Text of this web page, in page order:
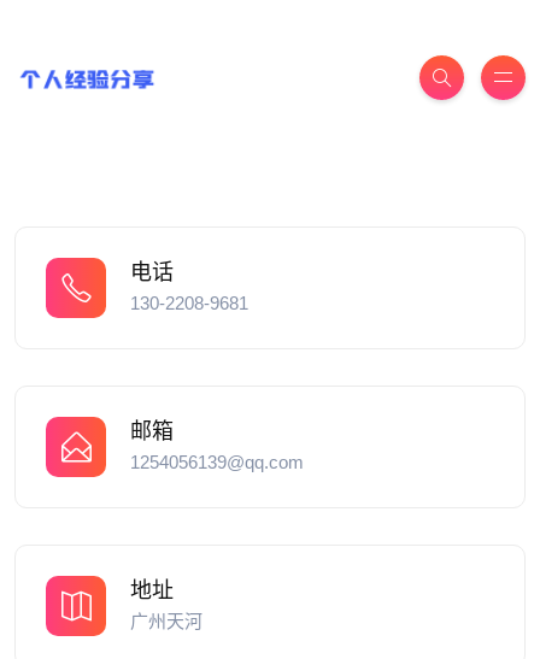
电话
130-2208-9681
邮箱
1254056139@qq.com
地址
广州天河